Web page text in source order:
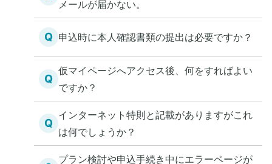
メールが届かない。
Q 申込時に本人確認書類の提出は必要ですか？
Q
仮マイページへアクセス後、何をすればよい
ですか？
Q
インターネット特則と記載がありますがこれ
は何でしょうか？
プラン検討や申込手続き中にエラーページが